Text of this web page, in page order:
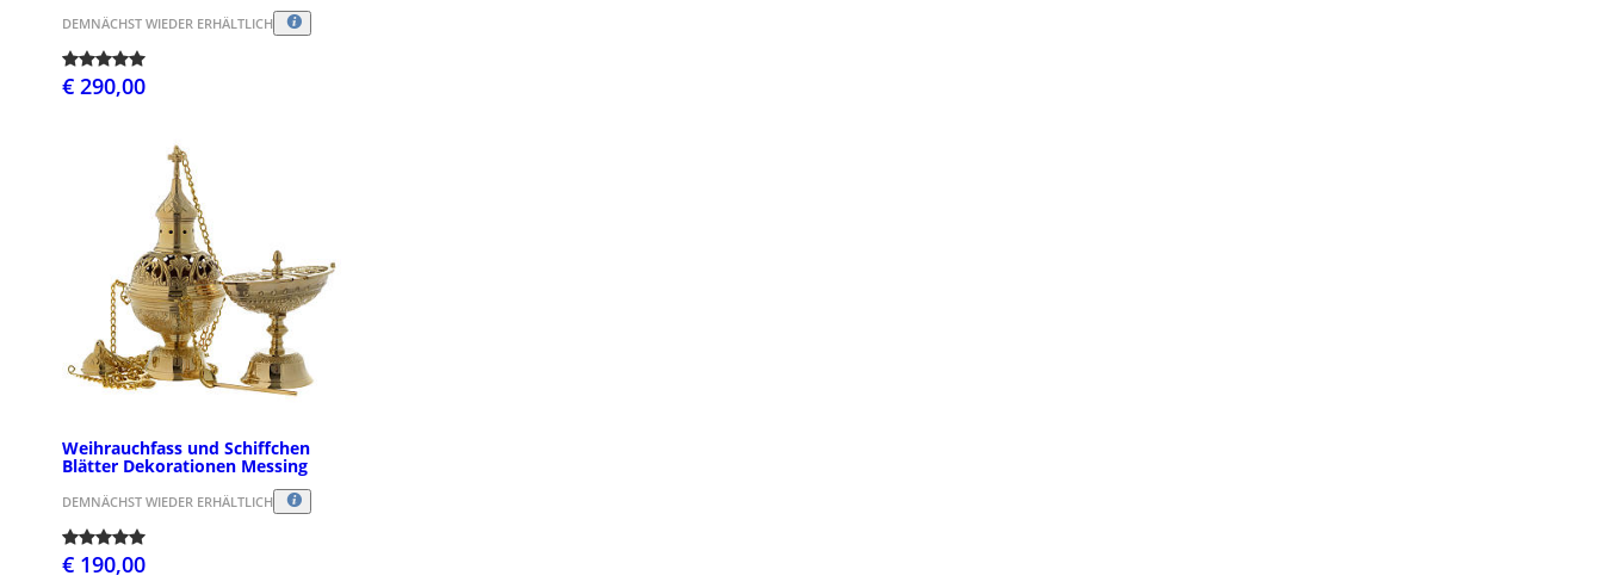
DEMNÄCHST WIEDER ERHÄLTLICH
€ 290,00
Weihrauchfass und Schiffchen
Blätter Dekorationen Messing
DEMNÄCHST WIEDER ERHÄLTLICH
€ 190,00